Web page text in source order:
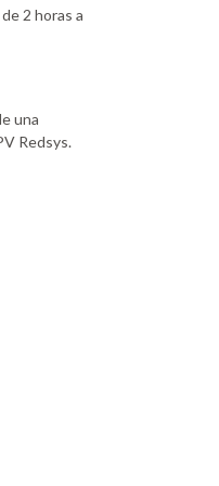
2 horas a
una
Redsys.